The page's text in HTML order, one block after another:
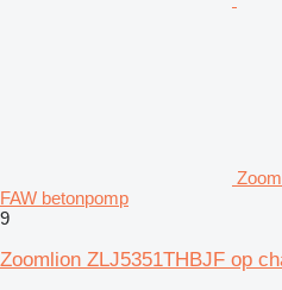
FAW betonpomp
9
Zoomlion ZLJ5351THBJF op